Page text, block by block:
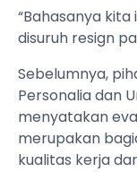
“Bahasanya
disuruh resign
Sebelumnya,
Personalia dan
menyatakan
merupakan
kualitas kerja